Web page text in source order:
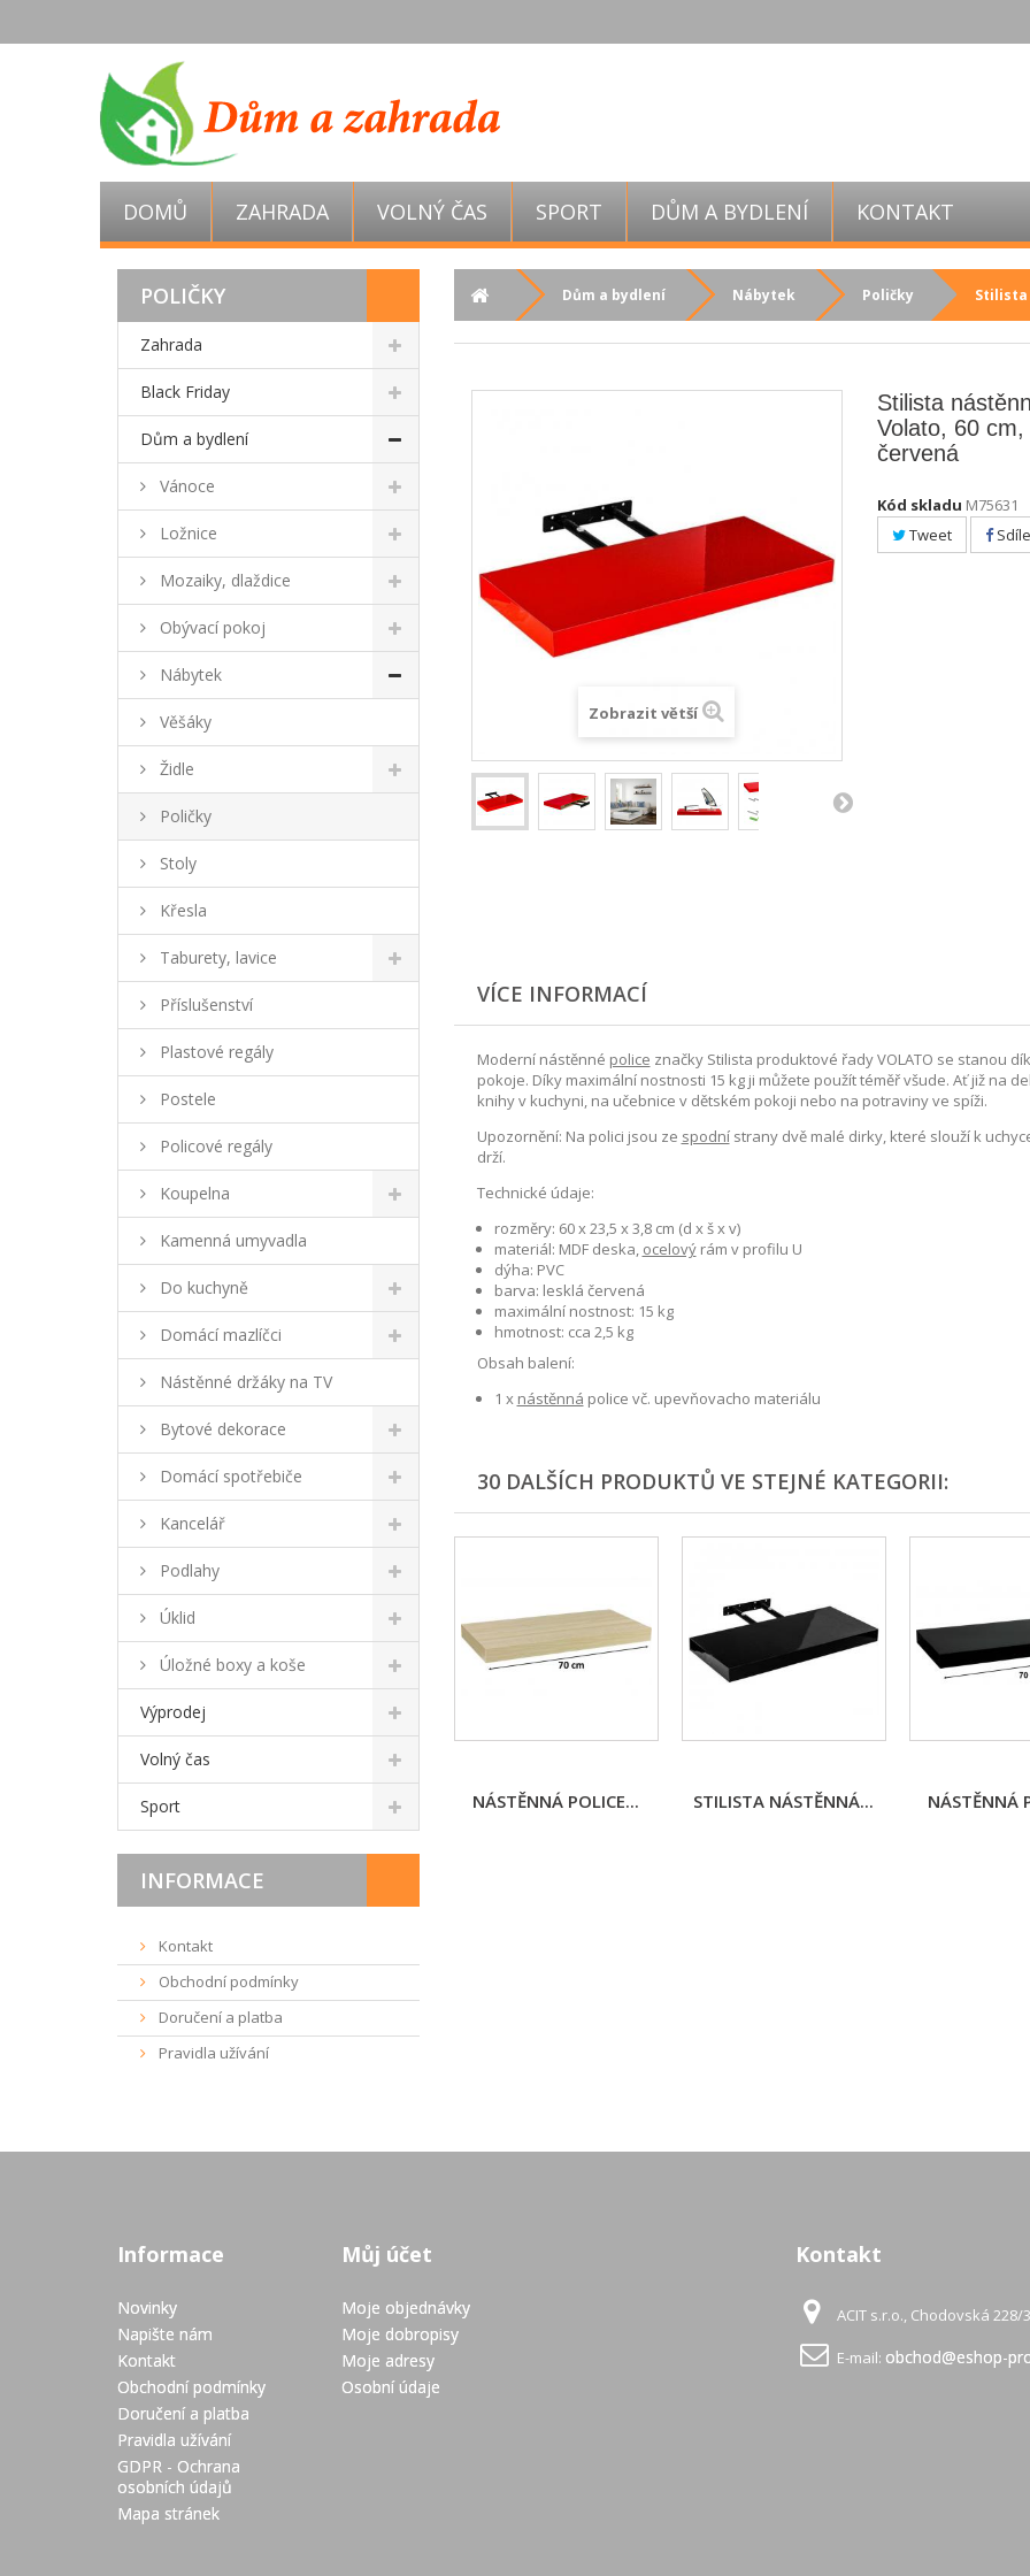
DOMŮ ZAHRADA VOLNÝ ČAS SPORT DŮM A BYDLENÍ KONTAKT
POLIČKY
Zahrada
Black Friday
Dům a bydlení
Vánoce
Ložnice
Mozaiky, dlaždice
Obývací pokoj
Nábytek
Věšáky
Židle
Poličky
Stoly
Křesla
Taburety, lavice
Příslušenství
Plastové regály
Postele
Policové regály
Koupelna
Kamenná umyvadla
Do kuchyně
Domácí mazlíčci
Nástěnné držáky na TV
Bytové dekorace
Domácí spotřebiče
Kancelář
Podlahy
Úklid
Úložné boxy a koše
Výprodej
Volný čas
Sport
INFORMACE
Kontakt
Obchodní podmínky
Doručení a platba
Pravidla užívání
Dům a bydlení Nábytek Poličky Stilista
Zobrazit větší
Stilista
Volato, 60 cm,
červená
Kód skladu M75631
Tweet
VÍCE INFORMACÍ
Moderní nástěnné police značky Stilista produktové řady VOLATO se stanou
pokoje. Díky maximální nostnosti 15 kg ji můžete použít téměř všude. Ať již na
knihy v kuchyni, na učebnice v dětském pokoji nebo na potraviny ve spíži.
Upozornění: Na polici jsou ze spodnístrany dvě malé dirky, které slouží k
drží.
Technické údaje:
rozměry: 60 x 23,5 x 3,8 cm (d x š x v)
materiál: MDF deska, ocelovýrám v profilu U
dýha: PVC
barva: lesklá červená
maximální nostnost: 15 kg
hmotnost: cca 2,5 kg
Obsah balení:
1 x nástěnná police vč. upevňovacho materiálu
30 DALŠÍCH PRODUKTŮ VE STEJNÉ KATEGORII:
NÁSTĚNNÁ POLICE... STILISTA NÁSTĚNNÁ... NÁSTĚNNÁ
Informace
Novinky
Napište nám
Kontakt
Obchodní podmínky
Doručení a platba
Pravidla užívání
GDPR - Ochrana
osobních údajů
Mapa stránek
Můj účet
Moje objednávky
Moje dobropisy
Moje adresy
Osobní údaje
Kontakt
ACIT s.r.o., Chodovská 228/
E-mail: obchod@eshop-